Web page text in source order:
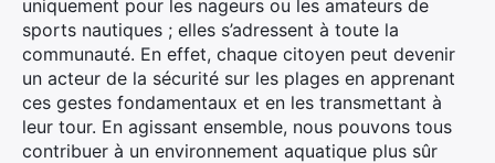
uniquement pour les nageurs ou les amateurs de
sports nautiques ; elles s’adressent à toute la
communauté. En effet, chaque citoyen peut devenir
un acteur de la sécurité sur les plages en apprenant
ces gestes fondamentaux et en les transmettant à
leur tour. En agissant ensemble, nous pouvons tous
contribuer à un environnement aquatique plus sûr